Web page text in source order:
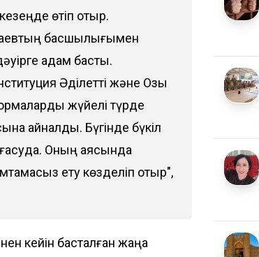
кезеңде өтіп отыр.
басшылығымен
қадам басты.
Әділетті және Озық
жүйелі түрде
айналды. Бүгінде бүкіл
Оның аясында
ету көзделіп отыр",
кейін басталған жаңа